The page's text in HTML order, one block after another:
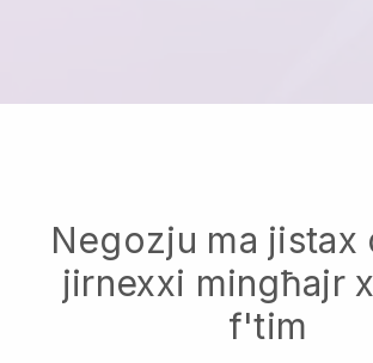
Negozju ma jistax
jirnexxi mingħajr
f'tim